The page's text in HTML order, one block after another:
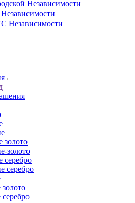
Независимости
Независимости
золото
золото
серебро
серебро
золото
серебро